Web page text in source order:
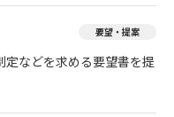
要望・提案
定などを求める要望書を提